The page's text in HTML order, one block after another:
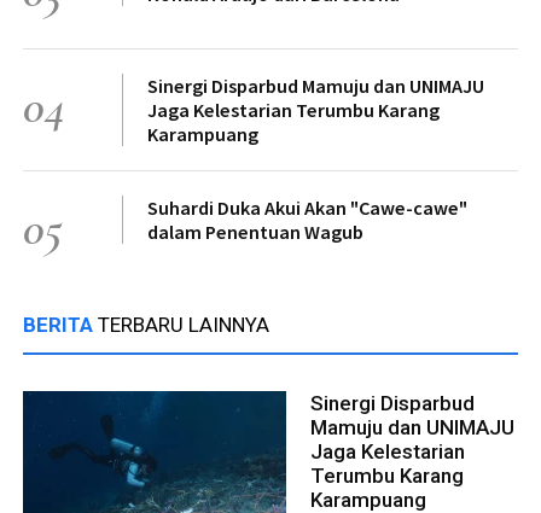
04
Sinergi Disparbud Mamuju dan UNIMAJU
Jaga Kelestarian Terumbu Karang
Karampuang
05
Suhardi Duka Akui Akan "Cawe-cawe"
dalam Penentuan Wagub
BERITA TERBARU LAINNYA
Sinergi Disparbud
Mamuju dan UNIMAJU
Jaga Kelestarian
Terumbu Karang
Karampuang